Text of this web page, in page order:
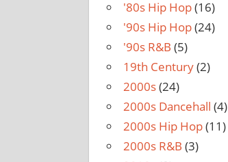
'80s Hip Hop(16)
'90s Hip Hop(24)
'90s R&B (5)
19th Century(2)
2000s(24)
2000s Dancehall (4)
2000s Hip Hop(11)
2000s R&B (3)